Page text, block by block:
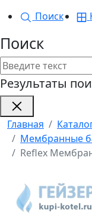
Поиск
Поиск
Результаты
Главная
Мембранные
Reflex